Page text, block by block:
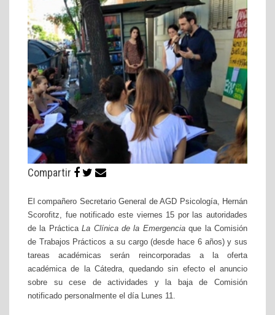
Compartir
El compañero Secretario General de AGD Psicología, Hernán
Scorofitz, fue notificado este viernes 15 por las autoridades
de la PrácticaLa Clínica de la Emergenciaque la Comisión
de Trabajos Prácticos a su cargo (desde hace 6 años) y sus
tareas académicas serán reincorporadas a la oferta
académica de la Cátedra, quedando sin efecto el anuncio
sobre su cese de actividades y la baja de Comisión
notificado personalmente el día Lunes 11.